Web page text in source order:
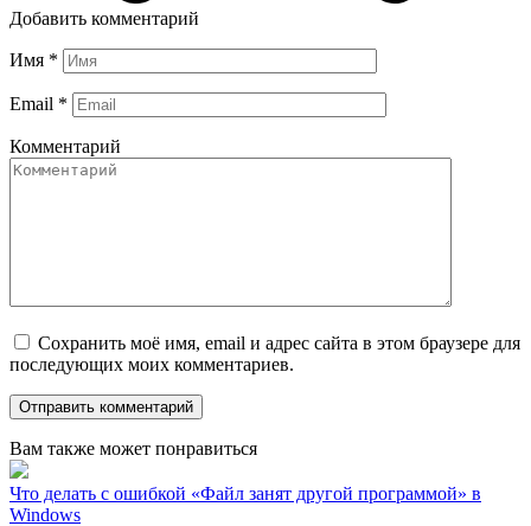
Добавить комментарий
Имя *
Email *
Комментарий
Сохранить моё имя, email и адрес сайта в этом браузере для
последующих моих комментариев.
Вам также может понравиться
Что делать с ошибкой «Файл занят другой программой» в
Windows